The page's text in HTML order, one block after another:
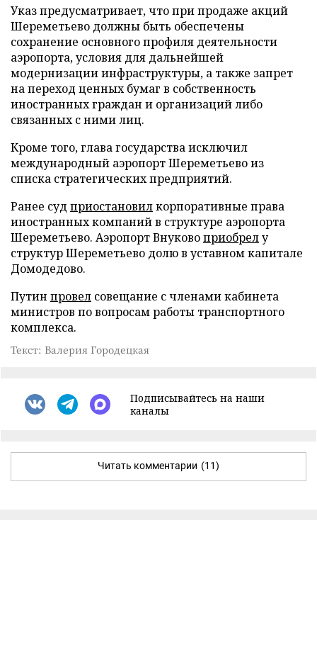
Указ предусматривает, что при продаже акций
Шереметьево должны быть обеспечены
сохранение основного профиля деятельности
аэропорта, условия для дальнейшей
модернизации инфраструктуры, а также запрет
на переход ценных бумаг в собственность
иностранных граждан и организаций либо
связанных с ними лиц.
Кроме того, глава государства исключил
международный аэропорт Шереметьево из
списка стратегических предприятий.
Ранее суд приостановилкорпоративные права
иностранных компаний в структуре аэропорта
Шереметьево. Аэропорт Внуковоприобрелу
структур Шереметьево долю в уставном капитале
Домодедово.
Путин провел совещание с членами кабинета
министров по вопросам работы транспортного
комплекса.
Текст: Валерия Городецкая
Подписывайтесь на наши
каналы
Читать комментарии (11)